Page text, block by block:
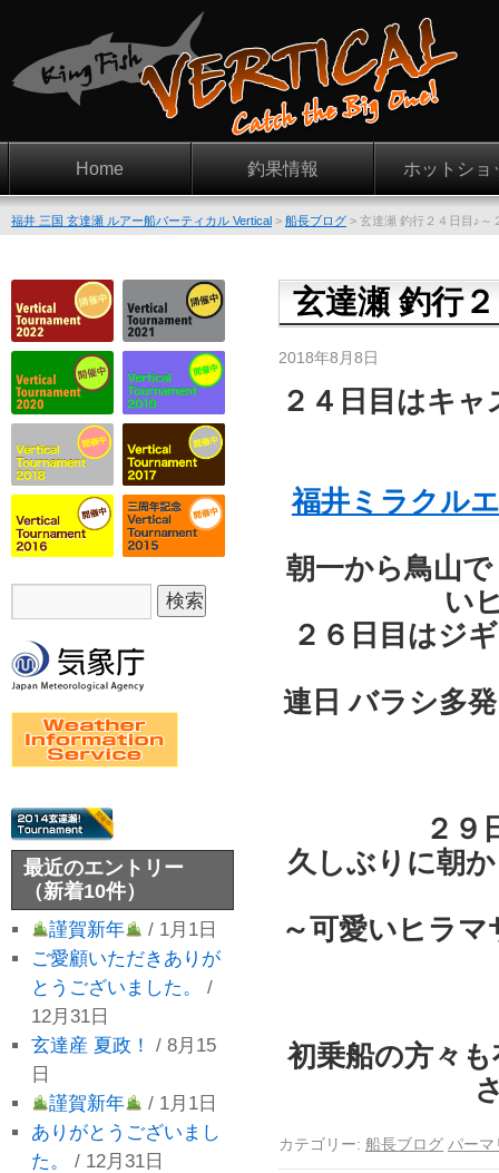
Home 釣果情報 ホットショ
福井 三国 玄達瀬 ルアー船バーティカル Vertical > 船長ブログ > 玄達瀬 釣行２４日目♪～
玄達瀬 釣行
2018年8月8日
２４日目はキ
福井ミラクル
朝一から鳥山
い
２６日目はジ
連日 バラシ多
２９
久しぶりに朝
～可愛いヒラ
初乗船の方々
カテゴリー: 船長ブログ パーマ
最近のエントリー
（新着10件）
謹賀新年
/ 1月1日
ご愛顧いただきありが
とうございました。
/
12月31日
玄達産 夏政！
/ 8月15
日
謹賀新年
/ 1月1日
ありがとうございまし
た。
/ 12月31日